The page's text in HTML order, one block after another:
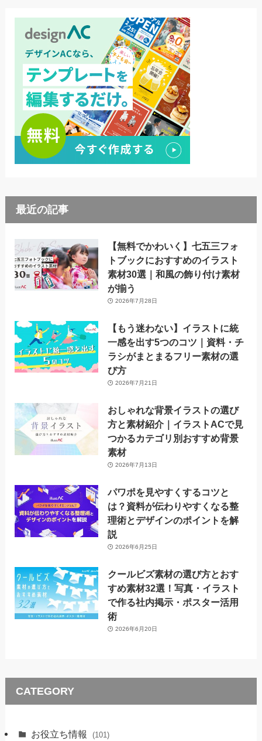
最近の記事
【無料でかわいく】七五三フォ
トブックにおすすめのイラスト
素材30選｜和風の飾り付け素材
が揃う
2026年7月28日
【もう迷わない】イラストに統
一感を出す5つのコツ｜資料・チ
ラシがまとまるフリー素材の選
び方
2026年7月21日
おしゃれな背景イラストの選び
方と素材紹介｜イラストACで見
つかるカテゴリ別おすすめ背景
素材
2026年7月13日
パワポを見やすくするコツと
は？資料が伝わりやすくなる整
理術とデザインのポイントを解
説
2026年6月25日
クールビズ素材の選び方とおす
すめ素材32選！写真・イラスト
で作る社内掲示・ポスター活用
術
2026年6月20日
CATEGORY
お役立ち情報 (101)